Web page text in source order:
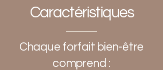
Caractéristiques
Chaque forfait bien-être
comprend :